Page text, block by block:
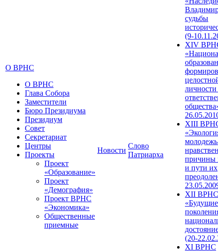
О ВРНС
О ВРНС
Глава Собора
Заместители
Бюро Президиума
Президиум
Совет
Секретариат
Центры
Проекты
Проект
«Образование»
Проект
«Демография»
Проект ВРНС
«Экономика»
Общественные
приемные
Новости
Слово
Патриарха
судьбы
(9-
XIV
XIII
причины
и пути их
XII ВРНС
«Будущие
(20-
XI ВРНС